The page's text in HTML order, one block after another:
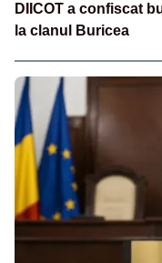
DIICOT a confiscat
la clanul Buricea